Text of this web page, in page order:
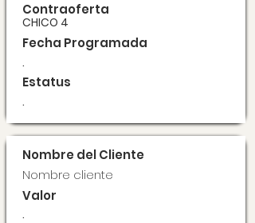
Contraoferta
CHICO 4
Fecha Programada
.
Estatus
.
Nombre del Cliente
Nombre cliente
Valor
.